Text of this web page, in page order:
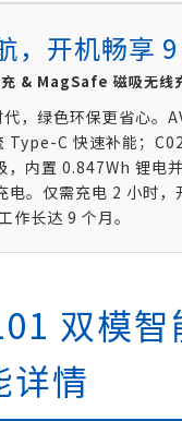
，开机畅享 9
& MagSafe 磁吸无线
，绿色环保更省心。
Type-C 快速补能；
，内置 0.847Wh 锂电
电。仅需充电 2 小时，
作长达 9 个月。
双模智
详情